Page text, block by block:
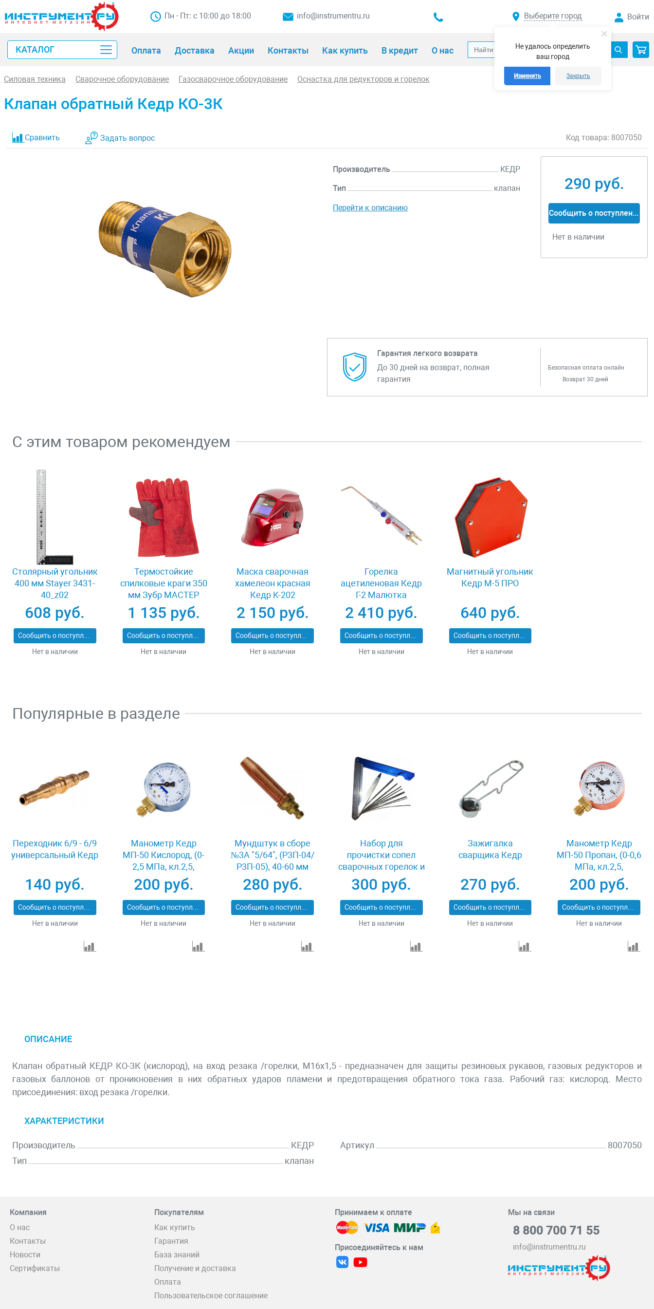
Не удалось определить
ваш город
Изменить Закрыть
Пн - Пт: с 10:00 до 18:00 info@instrumentru.ru Выберите город Войти
КАТАЛОГ Оплата Доставка Акции Контакты Как купить В кредит О нас
Силовая техника Сварочное оборудование Газосварочное оборудование Оснастка для редукторов и горелок
Клапан обратный Кедр КО-3К
Сравнить Задать вопрос Код товара: 8007050
Производитель КЕДР
Тип клапан
Перейти к описанию
290 руб.
Сообщить о поступлении
Нет в наличии
Гарантия легкого возврата
До 30 дней на возврат, полная
гарантия
Безопасная оплата онлайн
Возврат 30 дней
С этим товаром рекомендуем
Столярный угольник
400 мм Stayer 3431-
40_z02
608 руб.
Сообщить о поступлении
Нет в наличии
Термостойкие
спилковые краги 350
мм Зубр МАСТЕР
11334-XL
1 135 руб.
Сообщить о поступлении
Нет в наличии
Маска сварочная
хамелеон красная
Кедр К-202
2 150 руб.
Сообщить о поступлении
Нет в наличии
Горелка
ацетиленовая Кедр
Г-2 Малютка
2 410 руб.
Сообщить о поступлении
Нет в наличии
Магнитный угольник
Кедр М-5 ПРО
640 руб.
Сообщить о поступлении
Нет в наличии
Популярные в разделе
Переходник 6/9 - 6/9
универсальный Кедр
140 руб.
Сообщить о поступлении
Нет в наличии
Манометр Кедр
МП-50 Кислород, (0-
2,5 МПа, кл.2,5,
М12Х1,5) О2-У
200 руб.
Сообщить о поступлении
Нет в наличии
Мундштук в сборе
№3А "5/64", (Р3П-04/
Р3П-05), 40-60 мм
Кедр
280 руб.
Сообщить о поступлении
Нет в наличии
Набор для
прочистки сопел
сварочных горелок и
резаков Кедр
300 руб.
Сообщить о поступлении
Нет в наличии
Зажигалка
сварщика Кедр
270 руб.
Сообщить о поступлении
Нет в наличии
Манометр Кедр
МП-50 Пропан, (0-0,6
МПа, кл.2,5,
М12Х1,5) С3Н8-У
200 руб.
Сообщить о поступлении
Нет в наличии
ОПИСАНИЕ
Клапан обратный КЕДР КО-3К (кислород), на вxод резака /горелки, М16x1,5 - предназначен для защиты резиновыx рукавов, газовыx редукторов и
газовыx баллонов от проникновения в ниx обратныx ударов пламени и предотвращения обратного тока газа. Рабочий газ: кислород. Место
присоединения: вxод резака /горелки.
ХАРАКТЕРИСТИКИ
Производитель
КЕДР
Тип
клапан
Артикул 8007050
Компания
О нас
Контакты
Новости
Сертификаты
Покупателям
Как купить
Гарантия
База знаний
Получение и доставка
Оплата
Пользовательское соглашение
Принимаем к оплате
Присоединяйтесь к нам
Мы на связи
8 800 700 71 55
info@instrumentru.ru